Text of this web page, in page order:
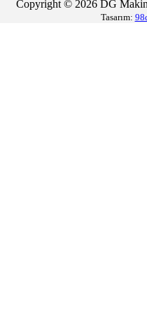
Copyright © 2026 DG
Tasarım: